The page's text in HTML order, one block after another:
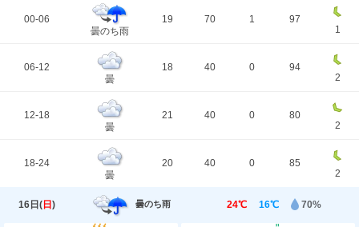
00-06
曇のち雨
19 70 1
97
1
06-12
曇
18 40 0
94
2
12-18
曇
21 40 0
80
2
18-24
曇
20 40 0
85
2
16日(日 ) 曇のち雨 24℃ 16℃ 70%